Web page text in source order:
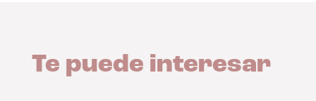
Te puede interesar